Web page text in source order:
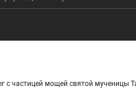
с частицей мощей святой мученицы